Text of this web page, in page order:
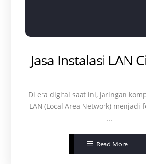
Jasa Instalasi LAN
Di era digital saat ini, jaringan
LAN (Local Area Network) menjadi
...
Read More